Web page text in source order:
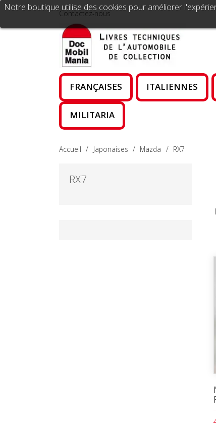
Contactez-nous
Notre boutique utilise des cookies pour améliorer
FRANÇAISES ITALIENNES
MILITARIA
Accueil Japonaises Mazda RX7
RX7